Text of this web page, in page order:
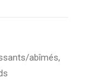
abîmés,